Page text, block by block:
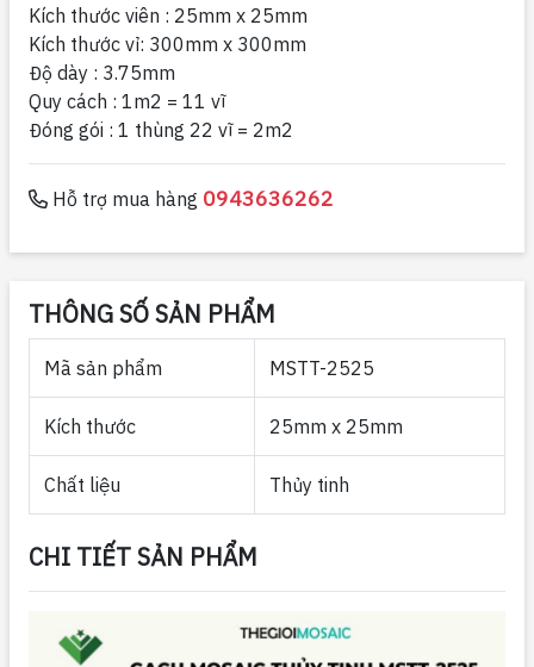
Kích thước viên : 25mm x 25mm
Kích thước vỉ: 300mm x 300mm
Độ dày : 3.75mm
Quy cách : 1m2 = 11 vĩ
Đóng gói : 1 thùng 22 vĩ = 2m2
Hỗ trợ mua hàng 0943636262
THÔNG SỐ SẢN PHẨM
Mã sản phẩm MSTT-2525
Kích thước 25mm x 25mm
Chất liệu Thủy tinh
CHI TIẾT SẢN PHẨM